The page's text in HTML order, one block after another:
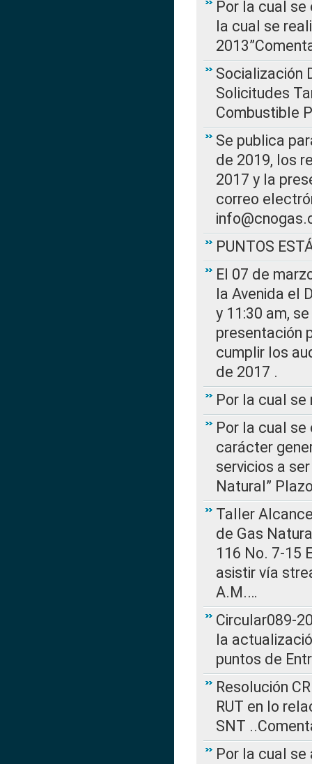
Por la cual se
la cual se
Socialización
Solicitudes
Combustible
Se publica
de 2019, los
2017 y la
correo
PUNTOS
El 07 de
la Avenida el
y 11:30 am,
presentación
cumplir los
de 2017 .
Por la cual se
Por la cual
carácter
servicios a
Natural”
Taller
de Gas
116 No. 7-15
asistir vía
A.M.…
Circular089-
la
puntos de
Resolución
RUT en lo
SNT
Por la cual se